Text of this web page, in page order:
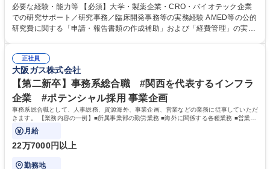
す。 ■見積取得、発注、検収、請求処理等の事務手続き ■委託先との定例
会議の調整・アジェンダ準備・議事録作成 ■研究報告書、試験関連資料、
SOP等の整備・版管理・保管 ■研究開発の進捗・タイムライン・予算執行
集職種 研究事務【フルリモート・時短勤務可】
必要な経験・能力等 【必須】大学・製薬企業・CRO・バイオテック企業
での研究サポート／研究事務／臨床開発事務等の実務経験 AMED等の公的
研究費に関する「申請・報告書類の作成補助」および「経費管理」の実務
き方について】フルリモートやハイブリッド勤務、時短勤務など個々のラ
イフスタイルに応じた柔軟な働き方が可能です。育児や介護との両立も応
援します。 学歴・資格 学歴：大学院 大学 語学力： 資格：
正社員
大阪ガス株式会社
【第二新卒】事務系総合職 #関西を代表するインフラ
企業 #ポテンシャル採用 事業企画
事務系総合職として、人事総務、資源海外、事業企画、営業などの業務に従事していただ
きます。 【業務内容の一例】■所属事業部の勤労業務 ■海外に関係する各種業務 ■営業部
門の企画スタッフ、ルート営業
月給
22万7000円以上
勤務地